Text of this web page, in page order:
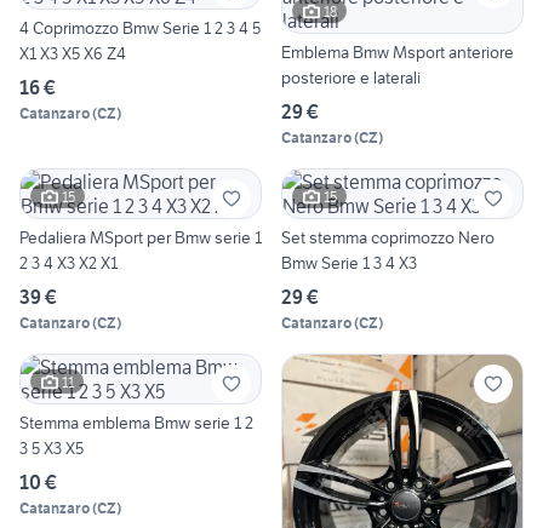
4 Coprimozzo Bmw Serie 1 2 3 4 5
X1 X3 X5 X6 Z4
16 €
Catanzaro(CZ)
18
Emblema Bmw Msport anteriore
posteriore e laterali
29 €
Catanzaro(CZ)
15
Pedaliera MSport per Bmw serie 1
2 3 4 X3 X2 X1
39 €
Catanzaro(CZ)
15
Set stemma coprimozzo Nero
Bmw Serie 1 3 4 X3
29 €
Catanzaro(CZ)
11
Stemma emblema Bmw serie 1 2
3 5 X3 X5
10 €
Catanzaro(CZ)